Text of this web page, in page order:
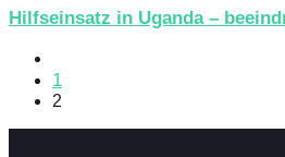
Hilfseinsatz in Uganda –
1
2